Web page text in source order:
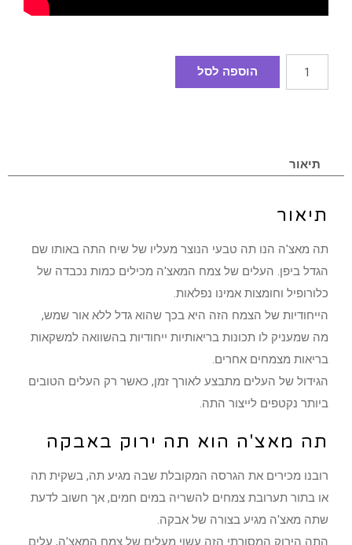
הוספה לסל
תיאור
תיאור
תה מאצ'ה הנו תה טבעי הנוצר מעליו של שיח התה באותו שם
הגדל ביפן. העלים של צמח המאצ'ה מכילים כמות נכבדה של
כלורופיל וחומצות אמינו נפלאות.
הייחודיות של הצמח הזה היא בכך שהוא גדל ללא אור שמש,
מה שמעניק לו תכונות בריאותיות ייחודיות בהשוואה למשקאות
בריאות מצמחים אחרים.
הגידול של העלים מתבצע לאורך זמן, כאשר רק העלים הטובים
ביותר נקטפים לייצור התה.
תה מאצ'ה הוא תה ירוק באבקה
רובנו מכירים את הגרסה המקובלת שבה מגיע תה, בשקית תה
או בתור תערובת צמחים להשריה במים חמים, אך חשוב לדעת
שתה מאצ'ה מגיע בצורה של אבקה.